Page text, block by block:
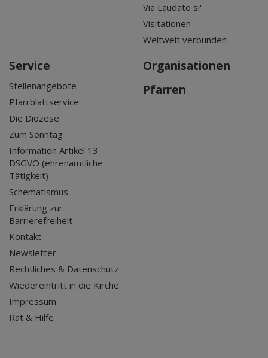
Via Laudato si'
Visitationen
Weltweit verbunden
Service
Stellenangebote
Pfarrblattservice
Die Diözese
Zum Sonntag
Information Artikel 13
DSGVO (ehrenamtliche
Tätigkeit)
Schematismus
Erklärung zur
Barrierefreiheit
Kontakt
Newsletter
Rechtliches & Datenschutz
Wiedereintritt in die Kirche
Impressum
Rat & Hilfe
Organisationen
Pfarren